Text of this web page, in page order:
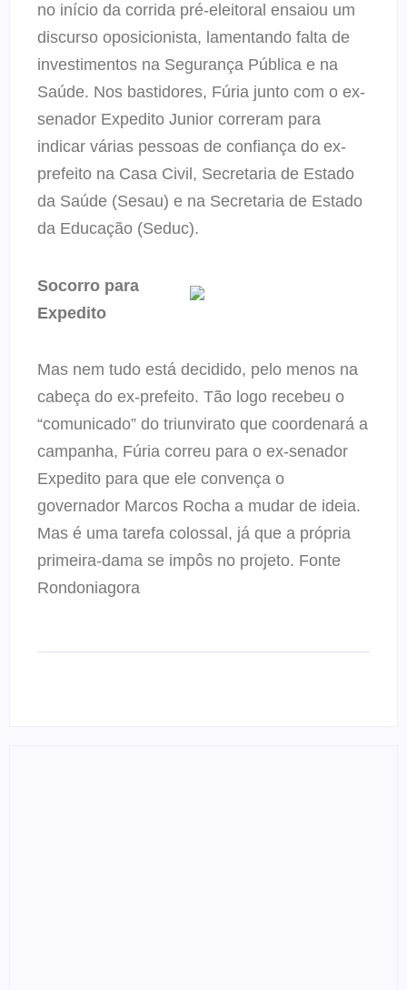
no início da corrida pré-eleitoral ensaiou um
discurso oposicionista, lamentando falta de
investimentos na Segurança Pública e na
Saúde. Nos bastidores, Fúria junto com o ex-
senador Expedito Junior correram para
indicar várias pessoas de confiança do ex-
prefeito na Casa Civil, Secretaria de Estado
da Saúde (Sesau) e na Secretaria de Estado
da Educação (Seduc).
Socorro para
Expedito
Mas nem tudo está decidido, pelo menos na
cabeça do ex-prefeito. Tão logo recebeu o
“comunicado” do triunvirato que coordenará a
campanha, Fúria correu para o ex-senador
Expedito para que ele convença o
governador Marcos Rocha a mudar de ideia.
Mas é uma tarefa colossal, já que a própria
primeira-dama se impôs no projeto. Fonte
Rondoniagora